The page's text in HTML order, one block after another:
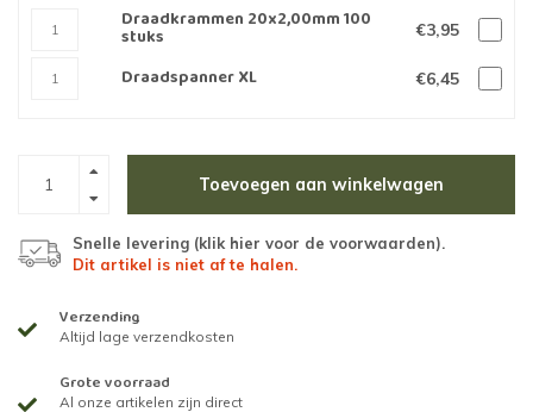
Draadkrammen 20x2,00mm 100
stuks €3,95
Draadspanner XL €6,45
Toevoegen aan winkelwagen
Snelle levering (klik hier voor de voorwaarden).
Dit artikel is niet af te halen.
Verzending
Altijd lage verzendkosten
Grote voorraad
Al onze artikelen zijn direct